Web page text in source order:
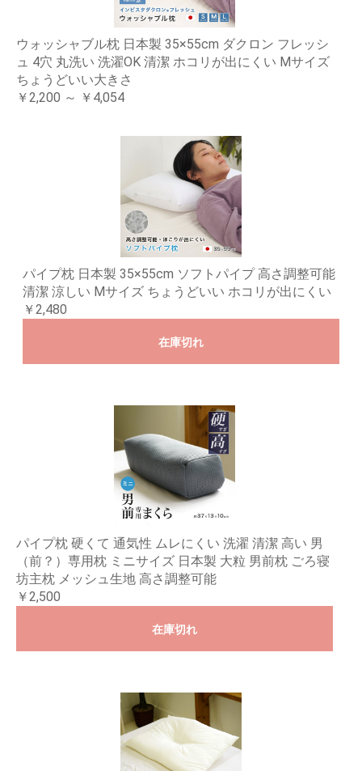
ウォッシャブル枕 日本製 35×55cm ダクロン フレッシ
ュ 4穴 丸洗い 洗濯OK 清潔 ホコリが出にくい Mサイズ
ちょうどいい大きさ
￥2,200 ～ ￥4,054
パイプ枕 日本製 35×55cm ソフトパイプ 高さ調整可能
清潔 涼しい Mサイズ ちょうどいい ホコリが出にくい
￥2,480
在庫切れ
パイプ枕 硬くて 通気性 ムレにくい 洗濯 清潔 高い 男
（前？）専用枕 ミニサイズ 日本製 大粒 男前枕 ごろ寝
坊主枕 メッシュ生地 高さ調整可能
￥2,500
在庫切れ